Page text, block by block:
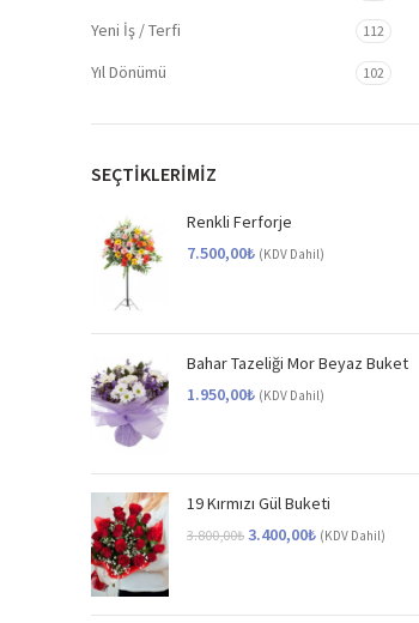
Yeni İş / Terfi 112
Yıl Dönümü 102
SEÇTİKLERİMİZ
Renkli Ferforje
7.500,00₺ (KDV Dahil)
Bahar Tazeliği Mor Beyaz Buket
1.950,00₺ (KDV Dahil)
19 Kırmızı Gül Buketi
3.800,00₺ Orijinal
3.400,00₺Şu(KDV Dahil)